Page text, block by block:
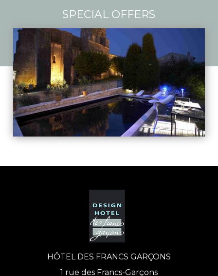
SPECIAL OFFERS
HÔTEL DES FRANCS GARÇONS
1 rue des Francs-Garçons